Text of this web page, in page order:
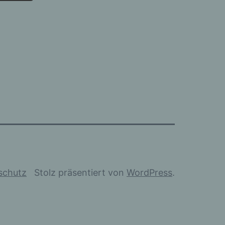
Stolz präsentiert von WordPress.